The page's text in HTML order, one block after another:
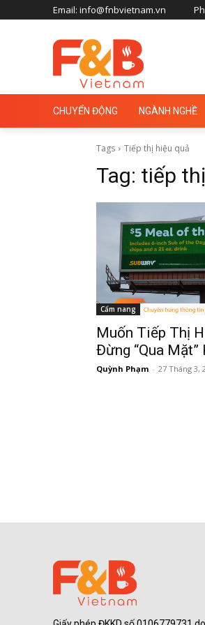
Email: info@fnbvietnam.vn
CHUYỂN ĐỘNG NGÀNH NGHỀ
Tags Tiếp thị hiệu quả
Tag: tiếp
Cẩm nang
Muốn Tiếp Thị
Đừng “Qua Mặt”
Quỳnh Phạm - 27 Tháng 3,